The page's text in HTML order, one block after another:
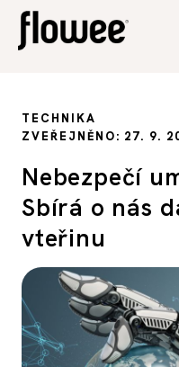
SEX
TECHNIKA
ZVEŘEJNĚNO: 27. 9.
Nebezpečí
Sbírá o nás
vteřinu